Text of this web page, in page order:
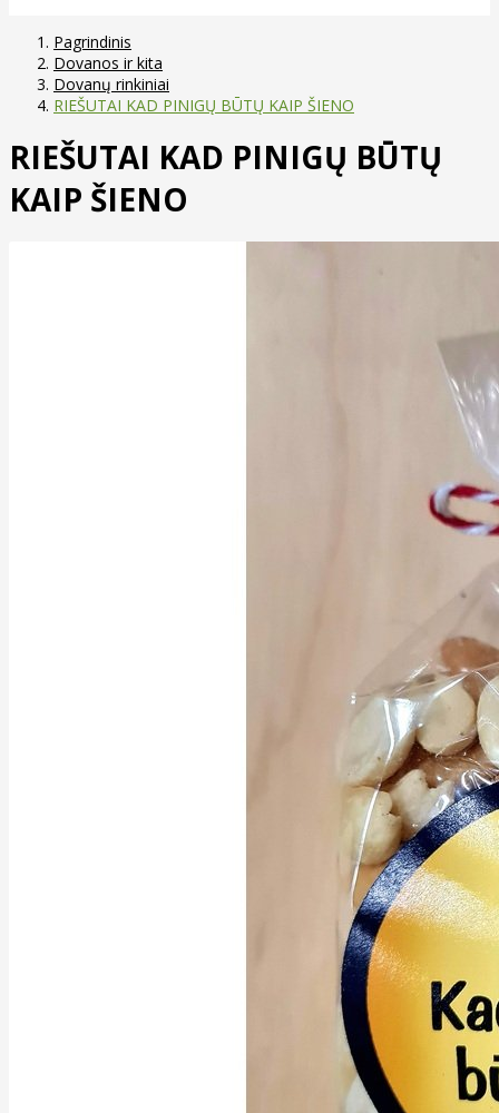
Pagrindinis
Dovanos ir kita
Dovanų rinkiniai
RIEŠUTAI KAD PINIGŲ BŪTŲ KAIP ŠIENO
RIEŠUTAI KAD PINIGŲ BŪTŲ
KAIP ŠIENO